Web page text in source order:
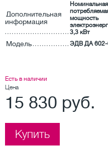
Дополнительная
информация
Номинальная
мощность
3,3 кВт
Модель ЭДВ ДА 602-
Есть в наличии
Цена
15 830 руб.
Купить